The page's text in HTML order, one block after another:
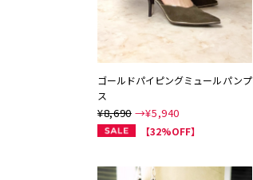
ゴールドパイピングミュールパンプ
ス
¥8,690 →¥5,940
【32%OFF】